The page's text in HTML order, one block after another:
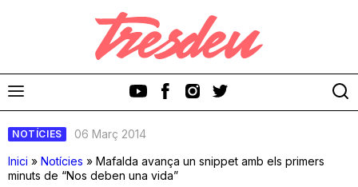
NOTÍCIES
06 Març 2014
Inici » Notícies » Mafalda avança un snippet amb els primers
minuts de “Nos deben una vida”